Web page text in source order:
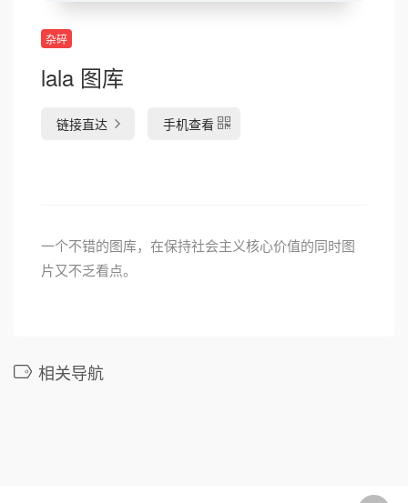
杂碎
lala 图库
链接直达 手机查看
一个不错的图库，在保持社会主义核心价值的同时图
片又不乏看点。
相关导航